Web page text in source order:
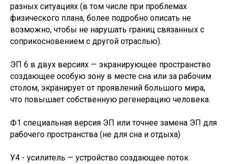
разных ситуациях (в том числе при проблемах
физического плана, более подробно описать не
возможно, чтобы не нарушать границ связанных с
соприкосновением с другой отраслью).
ЭП 6 в двух версиях — экранирующее пространство
создающее особую зону в месте сна или за рабочим
столом, экранирует от проявлений большого мира,
что повышает собственную регенерацию человека.
Ф1 специальная версия ЭП или точнее замена ЭП для
рабочего пространства (не для сна и отдыха)
У4 - усилитель — устройство создающее поток